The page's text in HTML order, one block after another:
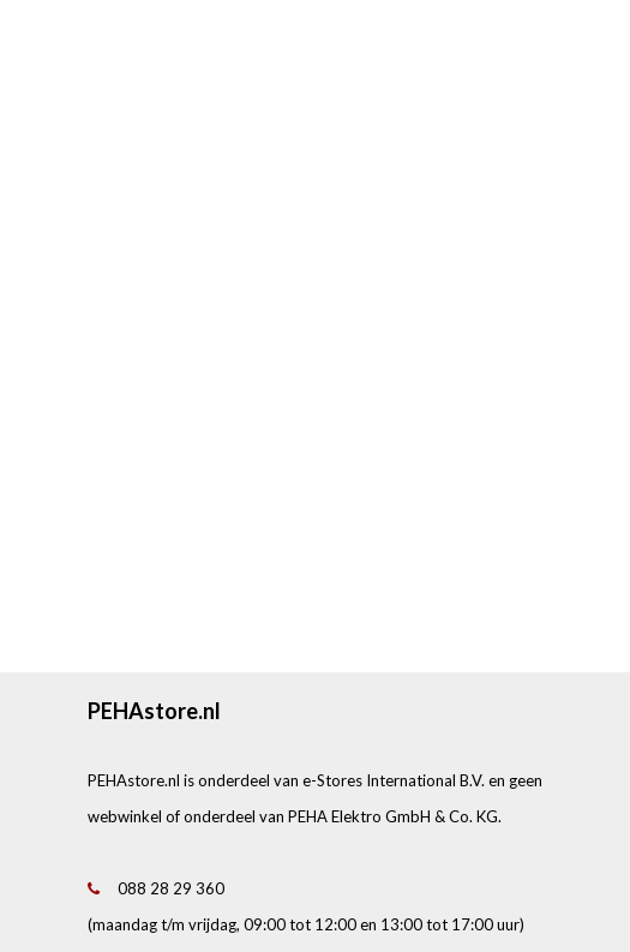
PEHAstore.nl
PEHAstore.nl is onderdeel van e-Stores International B.V. en geen
webwinkel of onderdeel van PEHA Elektro GmbH & Co. KG.
088 28 29 360
(maandag t/m vrijdag, 09:00 tot 12:00 en 13:00 tot 17:00 uur)